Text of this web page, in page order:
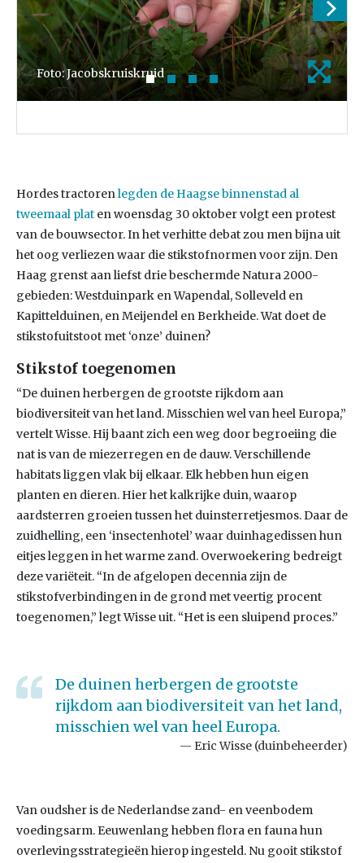
Foto: Jacobskruiskruid
Hordes tractorenlegden de Haagse binnenstad al
tweemaal plat en woensdag 30 oktober volgt een protest
van de bouwsector. In het verhitte debat zou men bijna uit
het oog verliezen waar die stikstofnormen voor zijn. Den
Haag grenst aan liefst drie beschermde Natura 2000-
gebieden: Westduinpark en Wapendal, Solleveld en
Kapittelduinen, en Meijendel en Berkheide. Wat doet de
stikstofuitstoot met ‘onze’ duinen?
Stikstof toegenomen
“De duinen herbergen de grootste rijkdom aan
biodiversiteit van het land. Misschien wel van heel Europa,”
vertelt Wisse. Hij baant zich een weg door begroeiing die
nat is van de miezerregen en de dauw. Verschillende
habitats liggen vlak bij elkaar. Elk hebben hun eigen
planten en dieren. Hier het kalkrijke duin, waarop
aardsterren groeien tussen het duinsterretjesmos. Daar de
zuidhelling, een ‘insectenhotel’ waar duinhagedissen hun
eitjes leggen in het warme zand. Overwoekering bedreigt
deze variëteit. “In de afgelopen decennia zijn de
stikstofverbindingen in de grond met veertig procent
toegenomen,” legt Wisse uit. “Het is een sluipend proces.”
De duinen herbergen de grootste
rijkdom aan biodiversiteit van het land,
misschien wel van heel Europa.
Eric Wisse (duinbeheerder)
Van oudsher is de Nederlandse zand- en veenbodem
voedingsarm. Eeuwenlang hebben flora en fauna hun
overlevingsstrategieën hierop ingesteld. Nu gooit stikstof